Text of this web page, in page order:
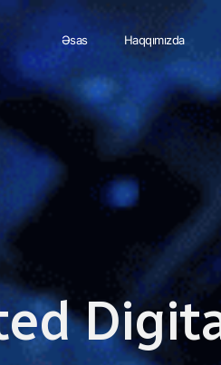
Əsas Haqqımızda